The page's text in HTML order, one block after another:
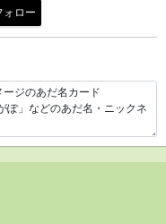
ォロー